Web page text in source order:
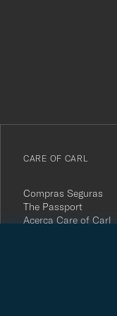
CARE OF CARL
Compras Seguras
The Passport
Acerca Care of Carl